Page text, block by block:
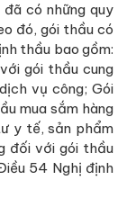
có những quy
đó, gói thầu có
thầu bao gồm:
gói thầu cung
vụ công; Gói
mua sắm hàng
y tế, sản phẩm
đối với gói thầu
54 Nghị định